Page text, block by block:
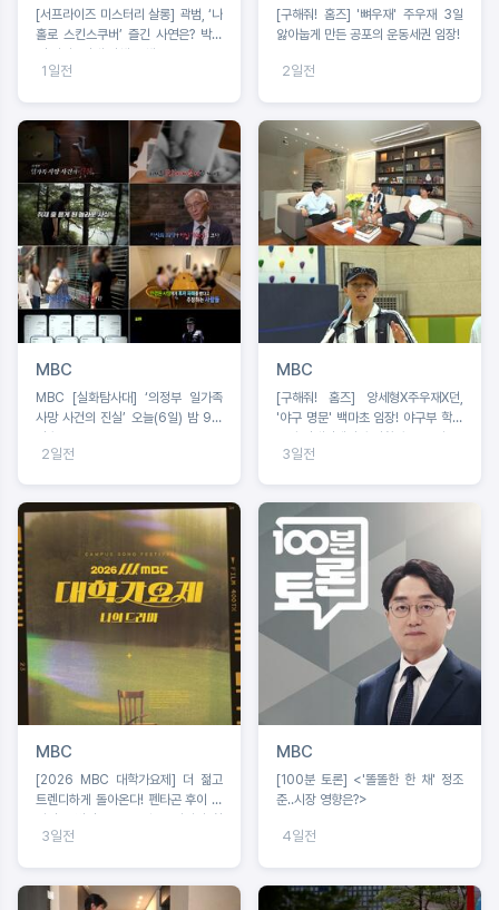
[서프라이즈 미스터리 살롱] 곽범, ‘나
홀로 스킨스쿠버’ 즐긴 사연은? 박소
1일전
[구해줘! 홈즈] '뼈우재' 주우재 3일
앓아눕게 만든 공포의 운동세권 임장!
2일전
MBC
MBC [실화탐사대] ‘의정부 일가족
사망 사건의 진실’ 오늘(6일) 밤 9시
방송
2일전
MBC
[구해줘! 홈즈] 양세형X주우재X던,
'야구 명문' 백마초 임장! 야구부 학생
들과 맞대결에서 승리할 수 있을까?
3일전
MBC
[2026 MBC 대학가요제] 더 젊고
트렌디하게 돌아온다! 펜타곤 후이 음
가 신청
3일전
MBC
[100분 토론] <'똘똘한 한 채' 정조
준‥시장 영향은?>
4일전